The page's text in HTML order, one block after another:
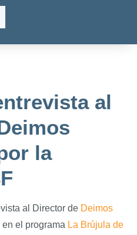
al
la
al Director de Deimos
el programa La Brújula de